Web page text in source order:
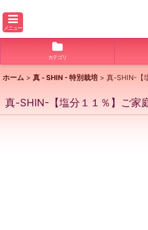
メニュー
カテゴリ
ホーム > 真 - SHIN - 特別栽培 > 真-SHIN-【
真-SHIN-【塩分１１％】ご